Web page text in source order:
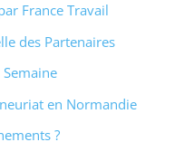
France Travail
des Partenaires
en Normandie
?